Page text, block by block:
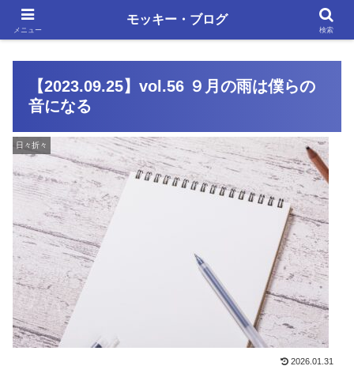
単調な日々にも、いろいろあります
【2023.09.25】vol.56 ９月の雨は僕らの
音になる
日々折々
2026.01.31
メニュー
モッキー・ブログ
検索